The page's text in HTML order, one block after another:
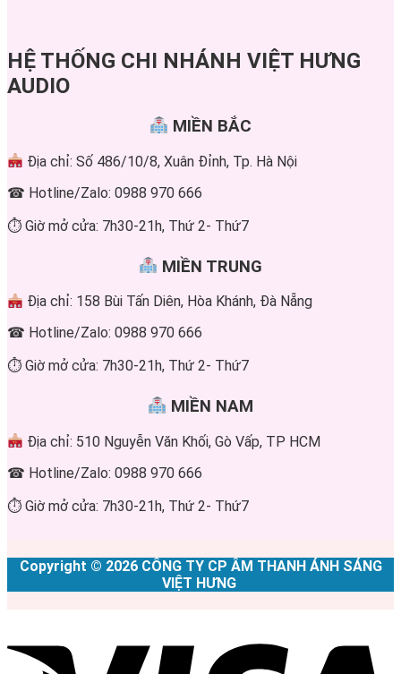
HỆ THỐNG CHI NHÁNH VIỆT HƯNG
AUDIO
MIỀN BẮC
Địa chỉ: Số 486/10/8, Xuân Đỉnh, Tp. Hà Nội
☎ Hotline/Zalo: 0988 970 666
⏱ Giờ mở cửa: 7h30-21h, Thứ 2- Thứ7
MIỀN TRUNG
Địa chỉ: 158 Bùi Tấn Diên, Hòa Khánh, Đà Nẵng
☎ Hotline/Zalo: 0988 970 666
⏱ Giờ mở cửa: 7h30-21h, Thứ 2- Thứ7
MIỀN NAM
Địa chỉ: 510 Nguyễn Văn Khối, Gò Vấp, TP HCM
☎ Hotline/Zalo: 0988 970 666
⏱ Giờ mở cửa: 7h30-21h, Thứ 2- Thứ7
Copyright © 2026 CÔNG TY CP ÂM THANH ÁNH SÁNG
VIỆT HƯNG